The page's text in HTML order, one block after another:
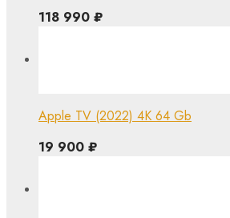
118 990 ₽
Apple TV (2022) 4K 64 Gb
19 900 ₽